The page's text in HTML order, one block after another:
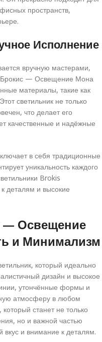
пространств,
Исполнение
вручную мастерами,
Брокис — Освещение Мона
материалы, такие как
светильник не только
что делает его
качественные и надёжные
в себя традиционные
уникальность каждого
Brokis
деталям и высокие
— Освещение
и Минимализм
который идеально
дизайн и высокое
утончённые формы и
атмосферу в любом
станет не только
но и важной частью
и внимание к деталям.